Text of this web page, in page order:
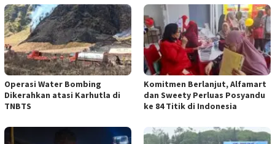
Operasi Water Bombing
Dikerahkan atasi Karhutla di
TNBTS
Komitmen Berlanjut, Alfamart
dan Sweety Perluas Posyandu
ke 84 Titik di Indonesia